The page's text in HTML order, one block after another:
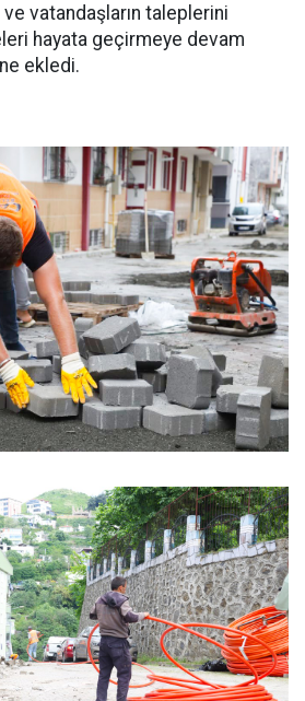
ve vatandaşların taleplerini
hayata geçirmeye devam
ekledi.